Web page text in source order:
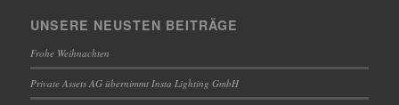
UNSERE NEUSTEN BEITRÄGE
Frohe Weihnachten
Private Assets AG übernimmt Insta Lighting GmbH